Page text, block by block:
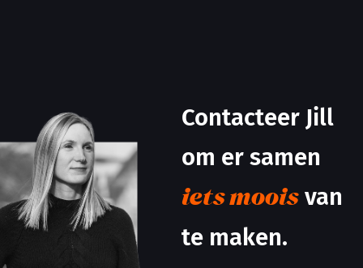
Contacteer Jill
om er samen
iets moois van
te maken.